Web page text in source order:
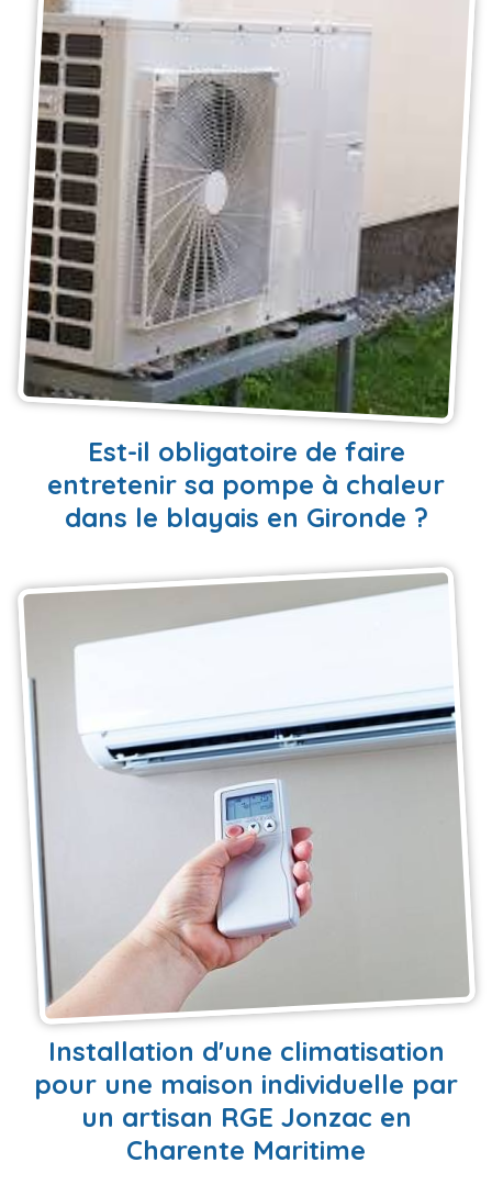
EN SAVOIR PLUS
Est-il obligatoire de faire
entretenir sa pompe à chaleur
dans le blayais en Gironde ?
EN SAVOIR PLUS
Installation d'une climatisation
pour une maison individuelle par
un artisan RGE Jonzac en
Charente Maritime